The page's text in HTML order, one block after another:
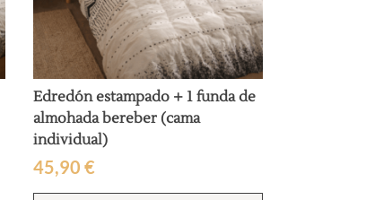
Edredón estampado + 1 funda de
almohada bereber (cama
individual)
45,90€